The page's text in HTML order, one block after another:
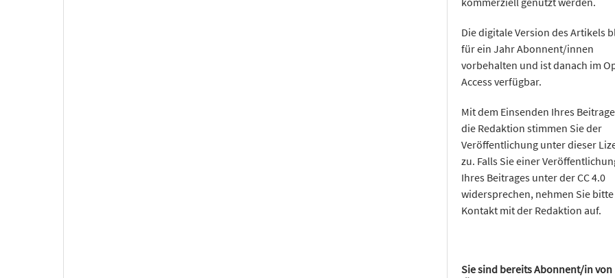
Die digitale Version des Artikels
für ein Jahr Abonnent/innen
vorbehalten und ist danach im
Access verfügbar.
Mit dem Einsenden Ihres
die Redaktion stimmen Sie der
Veröffentlichung unter dieser
zu. Falls Sie einer
Ihres Beitrages unter der CC 4.0
widersprechen, nehmen Sie bitte
Kontakt mit der Redaktion auf.
Sie sind bereits Abonnent/in von